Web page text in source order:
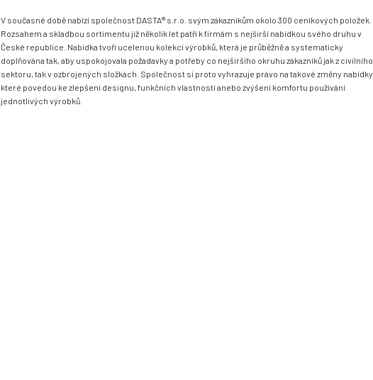
V současné době nabízí společnost DASTA® s.r.o. svým zákazníkům okolo 300 ceníkových položek.
Rozsahem a skladbou sortimentu již několik let patří k firmám s nejširší nabídkou svého druhu v
České republice. Nabídka tvoří ucelenou kolekci výrobků, která je průběžně a systematicky
doplňována tak, aby uspokojovala požadavky a potřeby co nejširšího okruhu zákazníků jak z civilního
sektoru, tak v ozbrojených složkách. Společnost si proto vyhrazuje právo na takové změny nabídky,
které povedou ke zlepšení designu, funkčních vlastností anebo zvýšení komfortu používání
jednotlivých výrobků.